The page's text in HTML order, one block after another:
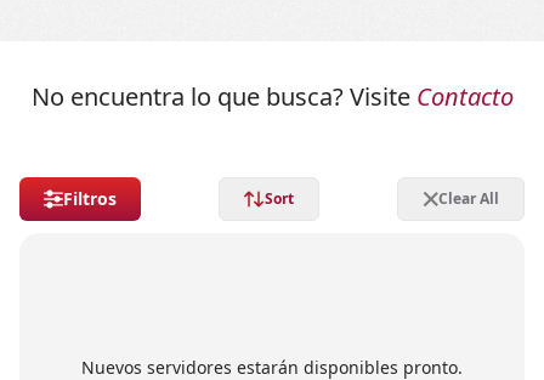
No encuentra lo que busca? Visite Contacto
Filtros Sort Clear All
Nuevos servidores estarán disponibles pronto.